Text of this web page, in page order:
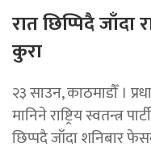
रात छिप्पिदै
कुरा
२३ साउन, काठमाडौँ ।
मानिने राष्ट्रिय स्वतन्त्र
छिप्पदै जाँदा शनिबार